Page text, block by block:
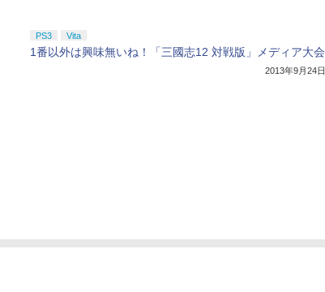
PS3 Vita
1番以外は興味無いね！「三國志12 対戦版」メディア大会
2013年9月24日